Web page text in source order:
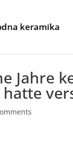
keramika
Jahre